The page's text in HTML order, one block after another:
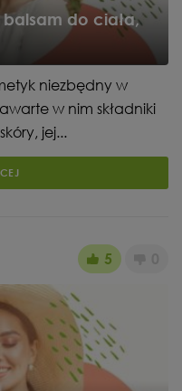
do ciała,
niezbędny w
w nim składniki
jej...
5